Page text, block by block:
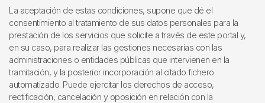
La aceptación de estas condiciones, supone que dé el
consentimiento al tratamiento de sus datos personales para la
prestación de los servicios que solicite a través de este portal y,
en su caso, para realizar las gestiones necesarias con las
administraciones o entidades públicas que intervienen en la
tramitación, y la posterior incorporación al citado fichero
automatizado. Puede ejercitar los derechos de acceso,
rectificación, cancelación y oposición en relación con la